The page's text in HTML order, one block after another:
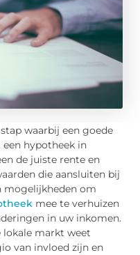
waarbij een goede
hypotheek in
de juiste rente en
die aansluiten bij
mogelijkheden om
mee te verhuizen
in uw inkomen.
lokale markt weet
van invloed zijn en